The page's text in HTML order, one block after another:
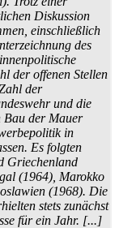
Diskussion
einschließlich
des
der offenen Stellen
der
und die
Bau der Mauer
in
Es folgten
Griechenland
(1964), Marokko
(1968). Die
stets zunächst
für ein Jahr. [...]